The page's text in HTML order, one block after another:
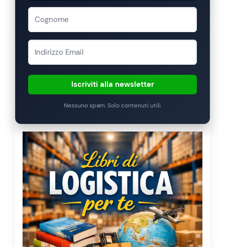
Iscriviti alla newsletter
Nessuno spam. Solo contenuti utili.